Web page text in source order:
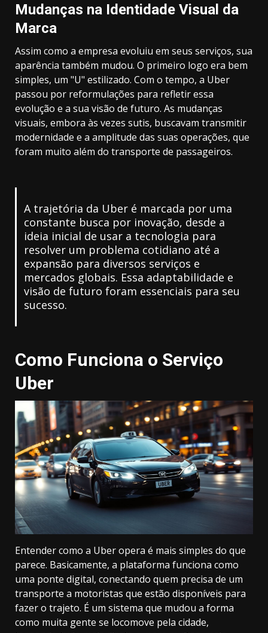
Mudanças na Identidade Visual da
Marca
Assim como a empresa evoluiu em seus serviços, sua
aparência também mudou. O primeiro logo era bem
simples, um "U" estilizado. Com o tempo, a Uber
passou por reformulações para refletir essa
evolução e a sua visão de futuro. As mudanças
visuais, embora às vezes sutis, buscavam transmitir
modernidade e a amplitude das suas operações, que
foram muito além do transporte de passageiros.
A trajetória da Uber é marcada por uma
constante busca por inovação, desde a
ideia inicial de usar a tecnologia para
resolver um problema cotidiano até a
expansão para diversos serviços e
mercados globais. Essa adaptabilidade e
visão de futuro foram essenciais para seu
sucesso.
Como Funciona o Serviço
Uber
Entender como a Uber opera é mais simples do que
parece. Basicamente, a plataforma funciona como
uma ponte digital, conectando quem precisa de um
transporte a motoristas que estão disponíveis para
fazer o trajeto. É um sistema que mudou a forma
como muita gente se locomove pela cidade,